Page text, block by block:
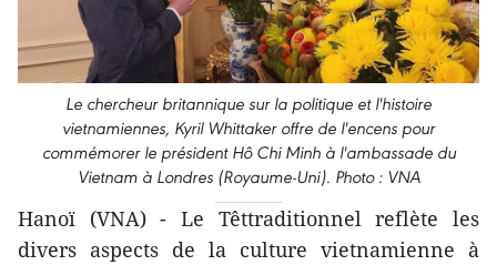
Le chercheur britannique sur la politique et l'histoire
vietnamiennes, Kyril Whittaker offre de l'encens pour
commémorer le président Hô Chi Minh à l'ambassade du
Vietnam à Londres (Royaume-Uni). Photo : VNA
Hanoï (VNA) - Le Têttraditionnel reflète les
divers aspects de la culture vietnamienne à